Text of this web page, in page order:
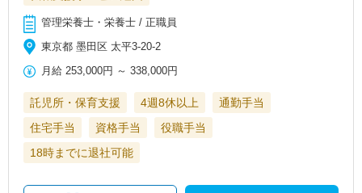
管理栄養士・栄養士 / 正職員
東京都 墨田区 太平3‐20‐2
月給 253,000円 ～338,000円
託児所・保育支援 4週8休以上
通勤手当
住宅手当
資格手当
役職手当
18時までに退社可能